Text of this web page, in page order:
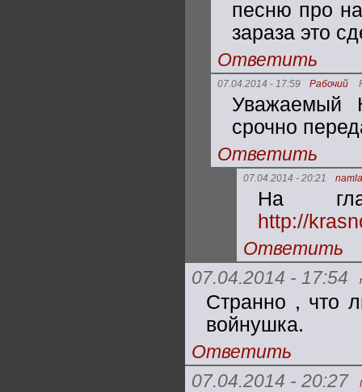
песню про
зараза это
Ответить
07.04.2014 - 17:59 Рабочий
Уважаемый
срочно
Ответить
07.04.2014 - 20:21
На
http://
Ответить
07.04.2014 - 17:54
Странно , что
войнушка.
Ответить
07.04.2014 - 20:27